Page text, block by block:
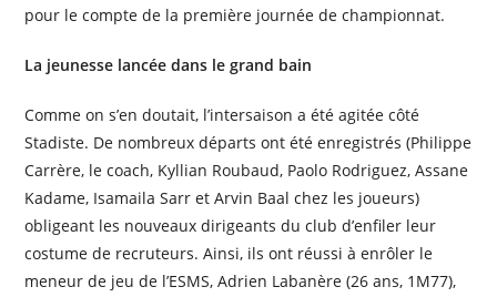
pour le compte de la première journée de championnat.
La jeunesse lancée dans le grand bain
Comme on s’en doutait, l’intersaison a été agitée côté
Stadiste. De nombreux départs ont été enregistrés (Philippe
Carrère, le coach, Kyllian Roubaud, Paolo Rodriguez, Assane
Kadame, Isamaila Sarr et Arvin Baal chez les joueurs)
obligeant les nouveaux dirigeants du club d’enfiler leur
costume de recruteurs. Ainsi, ils ont réussi à enrôler le
meneur de jeu de l’ESMS, Adrien Labanère (26 ans, 1M77),